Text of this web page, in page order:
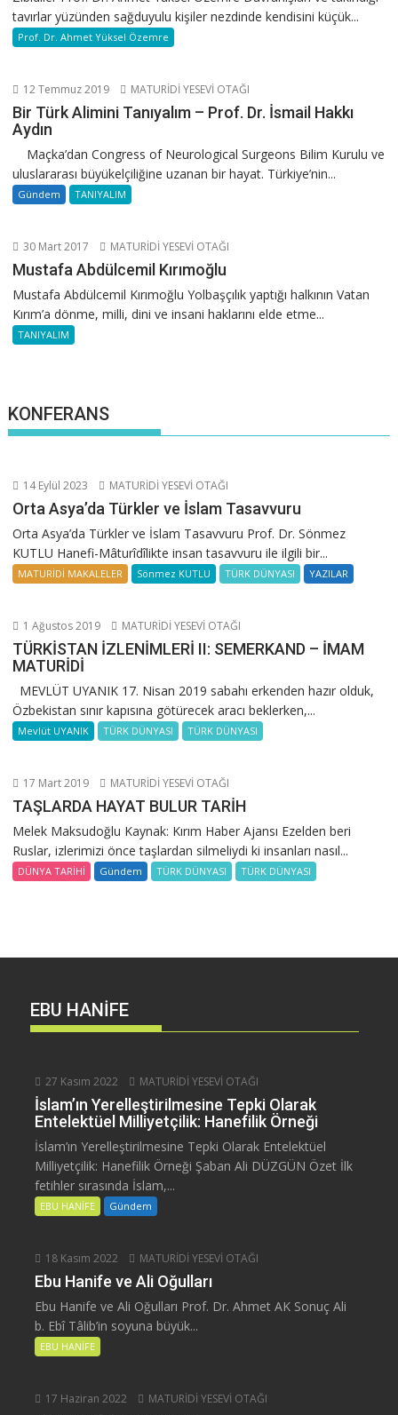
tavırlar yüzünden sağduyulu kişiler nezdinde kendisini küçük...
Prof. Dr. Ahmet Yüksel Özemre
12 Temmuz 2019 MATURİDİ YESEVİ OTAĞI
Bir Türk Alimini Tanıyalım – Prof. Dr. İsmail Hakkı
Aydın
Maçka’dan Congress of Neurological Surgeons Bilim Kurulu ve
uluslararası büyükelçiliğine uzanan bir hayat. Türkiye’nin...
Gündem TANIYALIM
30 Mart 2017 MATURİDİ YESEVİ OTAĞI
Mustafa Abdülcemil Kırımoğlu
Mustafa Abdülcemil Kırımoğlu Yolbaşçılık yaptığı halkının Vatan
Kırım’a dönme, milli, dini ve insani haklarını elde etme...
TANIYALIM
KONFERANS
14 Eylül 2023 MATURİDİ YESEVİ OTAĞI
Orta Asya’da Türkler ve İslam Tasavvuru
Orta Asya’da Türkler ve İslam Tasavvuru Prof. Dr. Sönmez
KUTLU Hanefi-Mâturîdîlikte insan tasavvuru ile ilgili bir...
MATURİDİ MAKALELER Sönmez KUTLU TÜRK DÜNYASI YAZILAR
1 Ağustos 2019 MATURİDİ YESEVİ OTAĞI
TÜRKİSTAN İZLENİMLERİ II: SEMERKAND – İMAM
MATURİDİ
MEVLÜT UYANIK 17. Nisan 2019 sabahı erkenden hazır olduk,
Özbekistan sınır kapısına götürecek aracı beklerken,...
Mevlüt UYANIK TÜRK DÜNYASI TÜRK DÜNYASI
17 Mart 2019 MATURİDİ YESEVİ OTAĞI
TAŞLARDA HAYAT BULUR TARİH
Melek Maksudoğlu Kaynak: Kırım Haber Ajansı Ezelden beri
Ruslar, izlerimizi önce taşlardan silmeliydi ki insanları nasıl...
DÜNYA TARİHİ Gündem TÜRK DÜNYASI TÜRK DÜNYASI
EBU HANİFE
27 Kasım 2022 MATURİDİ YESEVİ OTAĞI
İslam’ın Yerelleştirilmesine Tepki Olarak
Entelektüel Milliyetçilik: Hanefilik Örneği
İslam’ın Yerelleştirilmesine Tepki Olarak Entelektüel
Milliyetçilik: Hanefilik Örneği Şaban Ali DÜZGÜN Özet İlk
fetihler sırasında İslam,...
EBU HANİFE Gündem
18 Kasım 2022 MATURİDİ YESEVİ OTAĞI
Ebu Hanife ve Ali Oğulları
Ebu Hanife ve Ali Oğulları Prof. Dr. Ahmet AK Sonuç Ali
b. Ebî Tâlib’in soyuna büyük...
EBU HANİFE
17 Haziran 2022 MATURİDİ YESEVİ OTAĞI